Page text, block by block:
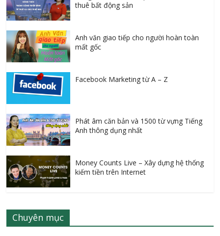
thuê bất động sản
Anh văn giao tiếp cho người hoàn toàn
mất gốc
Facebook Marketing từ A – Z
Phát âm căn bản và 1500 từ vựng Tiếng
Anh thông dụng nhất
Money Counts Live – Xây dựng hệ thống
kiếm tiền trên Internet
Chuyên mục